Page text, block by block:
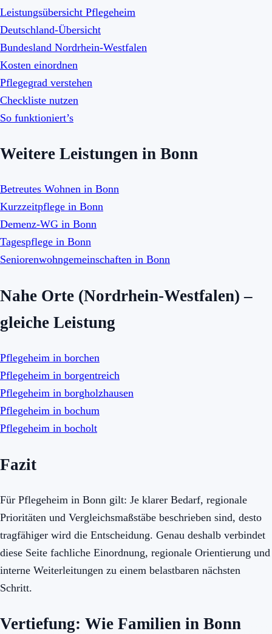
Leistungsübersicht Pflegeheim
Deutschland-Übersicht
Bundesland Nordrhein-Westfalen
Kosten einordnen
Pflegegrad verstehen
Checkliste nutzen
So funktioniert’s
Weitere Leistungen in Bonn
Betreutes Wohnen in Bonn
Kurzzeitpflege in Bonn
Demenz-WG in Bonn
Tagespflege in Bonn
Seniorenwohngemeinschaften in Bonn
Nahe Orte (Nordrhein-Westfalen) –
gleiche Leistung
Pflegeheim in borchen
Pflegeheim in borgentreich
Pflegeheim in borgholzhausen
Pflegeheim in bochum
Pflegeheim in bocholt
Fazit
Für Pflegeheim in Bonn gilt: Je klarer Bedarf, regionale
Prioritäten und Vergleichsmaßstäbe beschrieben sind, desto
tragfähiger wird die Entscheidung. Genau deshalb verbindet
diese Seite fachliche Einordnung, regionale Orientierung und
interne Weiterleitungen zu einem belastbaren nächsten
Schritt.
Vertiefung: Wie Familien in Bonn